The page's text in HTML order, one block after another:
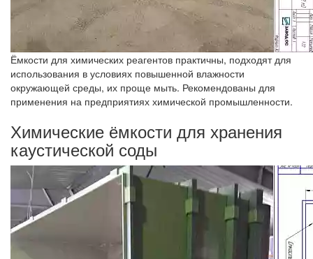
Ёмкости для химических реагентов практичны, подходят для
использования в условиях повышенной влажности
окружающей среды, их проще мыть. Рекомендованы для
применения на предприятиях химической промышленности.
Химические ёмкости для хранения
каустической соды